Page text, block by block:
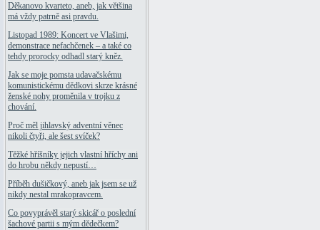
Děkanovo kvarteto, aneb, jak většina
má vždy patrně asi pravdu.
Listopad 1989: Koncert ve Vlašimi,
demonstrace nefachčenek – a také co
tehdy prorocky odhadl starý kněz.
Jak se moje pomsta udavačskému
komunistickému dědkovi skrze krásné
ženské nohy proměnila v trojku z
chování.
Proč měl jihlavský adventní věnec
nikoli čtyři, ale šest svíček?
Těžké hříšníky jejich vlastní hříchy ani
do hrobu někdy nepustí…
Příběh dušičkový, aneb jak jsem se už
nikdy nestal mrakopravcem.
Co povyprávěl starý skicář o poslední
šachové partii s mým dědečkem?